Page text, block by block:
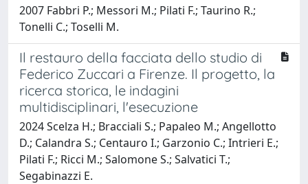
2007 Fabbri P.; Messori M.; Pilati F.; Taurino R.;
Tonelli C.; Toselli M.
Il restauro della facciata dello studio di
Federico Zuccari a Firenze. Il progetto, la
ricerca storica, le indagini
multidisciplinari, l'esecuzione
2024 Scelza H.; Bracciali S.; Papaleo M.; Angellotto
D.; Calandra S.; Centauro I.; Garzonio C.; Intrieri E.;
Pilati F.; Ricci M.; Salomone S.; Salvatici T.;
Segabinazzi E.